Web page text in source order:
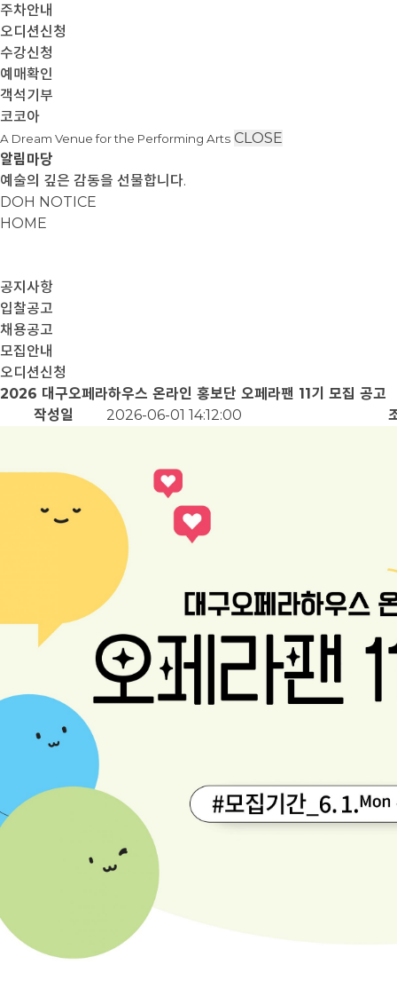
주차안내
오디션신청
수강신청
예매확인
객석기부
코코아
A Dream Venue for the Performing Arts CLOSE
알림마당
예술의 깊은 감동을 선물합니다.
DOH NOTICE
HOME
공지사항
입찰공고
채용공고
모집안내
오디션신청
2026 대구오페라하우스 온라인 홍보단 오페라팬 11기 모집 공고
작성일
2026-06-01 14:12:00